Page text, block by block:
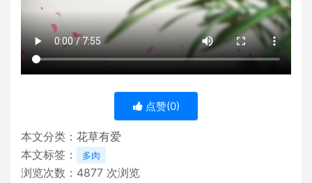
点赞(0)
本文分类： 花草有爱
本文标签：
多肉
浏览次数： 4877 次浏览
n